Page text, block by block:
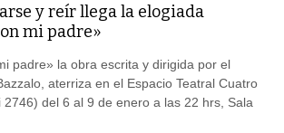
y reír llega la elogiada
mi padre»
padre» la obra escrita y dirigida por el
aterriza en el Espacio Teatral Cuatro
2746) del 6 al 9 de enero a las 22 hrs, Sala